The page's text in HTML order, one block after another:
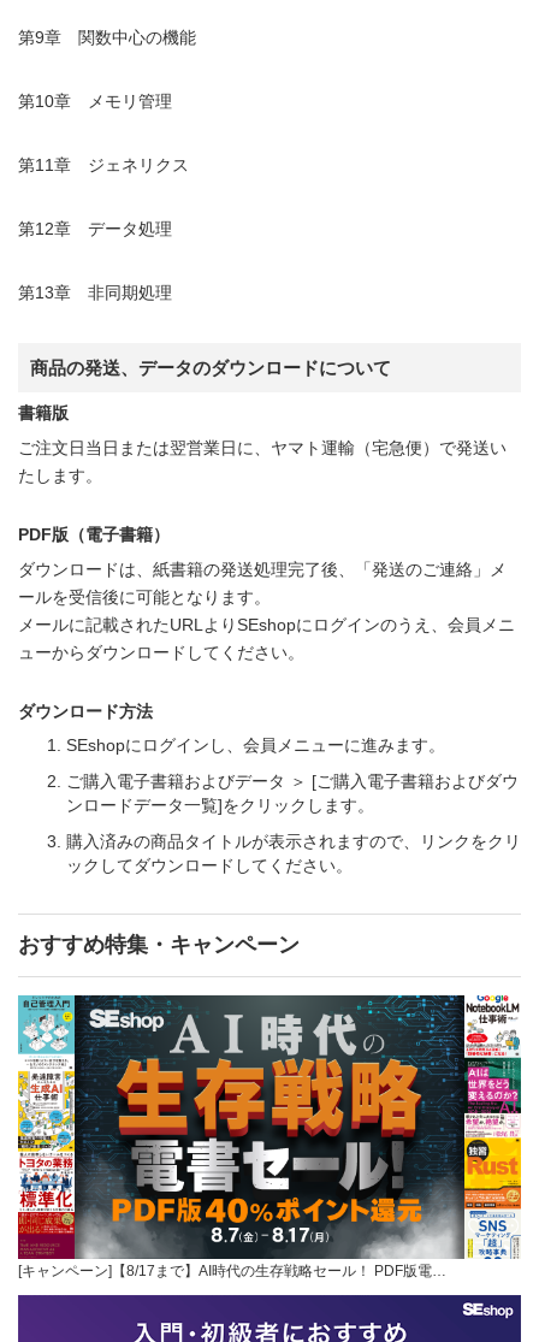
第9章 関数中心の機能
第10章 メモリ管理
第11章 ジェネリクス
第12章 データ処理
第13章 非同期処理
商品の発送、データのダウンロードについて
書籍版
ご注文日当日または翌営業日に、ヤマト運輸（宅急便）で発送い
たします。
PDF版（電子書籍）
ダウンロードは、紙書籍の発送処理完了後、「発送のご連絡」メ
ールを受信後に可能となります。
メールに記載されたURLよりSEshopにログインのうえ、会員メニ
ューからダウンロードしてください。
ダウンロード方法
SEshopにログインし、会員メニューに進みます。
ご購入電子書籍およびデータ ＞ [ご購入電子書籍およびダウ
ンロードデータ一覧]をクリックします。
購入済みの商品タイトルが表示されますので、リンクをクリ
ックしてダウンロードしてください。
おすすめ特集・キャンペーン
[キャンペーン]【8/17まで】AI時代の生存戦略セール！ PDF版電…